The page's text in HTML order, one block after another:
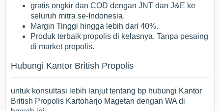
gratis ongkir dan COD dengan JNT dan J&E ke
seluruh mitra se-Indonesia.
Margin Tinggi hingga lebih dari 40%.
Produk terbaik propolis di kelasnya. Tanpa pesaing
di market propolis.
Hubungi Kantor British Propolis
untuk konsultasi lebih lanjut tentang bp hubungi Kantor
British Propolis Kartoharjo Magetan dengan WA di